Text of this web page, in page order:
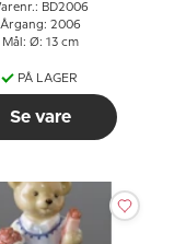
BD2006
Årgang: 2006
Mål: Ø: 13 cm
PÅ LAGER
Se vare